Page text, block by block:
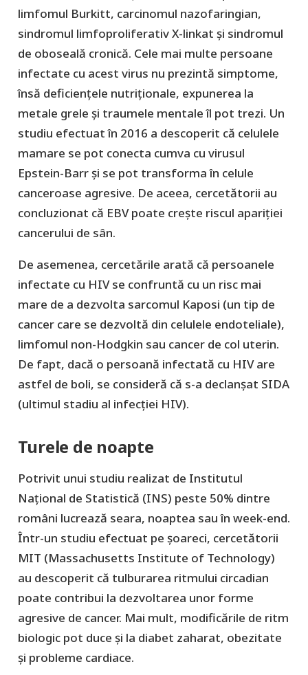
limfomul Burkitt, carcinomul nazofaringian,
sindromul limfoproliferativ X-linkat și sindromul
de oboseală cronică. Cele mai multe persoane
infectate cu acest virus nu prezintă simptome,
însă deficiențele nutriționale, expunerea la
metale grele și traumele mentale îl pot trezi. Un
studiu efectuat în 2016 a descoperit că celulele
mamare se pot conecta cumva cu virusul
Epstein-Barr și se pot transforma în celule
canceroase agresive. De aceea, cercetătorii au
concluzionat că EBV poate crește riscul apariției
cancerului de sân.
De asemenea, cercetările arată că persoanele
infectate cu HIV se confruntă cu un risc mai
mare de a dezvolta sarcomul Kaposi (un tip de
cancer care se dezvoltă din celulele endoteliale),
limfomul non-Hodgkin sau cancer de col uterin.
De fapt, dacă o persoană infectată cu HIV are
astfel de boli, se consideră că s-a declanșat SIDA
(ultimul stadiu al infecției HIV).
Turele de noapte
Potrivit unui studiu realizat de Institutul
Naţional de Statistică (INS) peste 50% dintre
români lucrează seara, noaptea sau în week-end.
Într-un studiu efectuat pe șoareci, cercetătorii
MIT (Massachusetts Institute of Technology)
au descoperit că tulburarea ritmului circadian
poate contribui la dezvoltarea unor forme
agresive de cancer. Mai mult, modificările de ritm
biologic pot duce și la diabet zaharat, obezitate
și probleme cardiace.